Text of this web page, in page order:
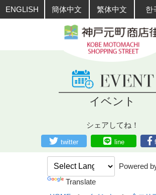
ENGLISH 簡体中文 繁体中文 한
イベント
シェアしてね！
twitter line
Powered
Translate